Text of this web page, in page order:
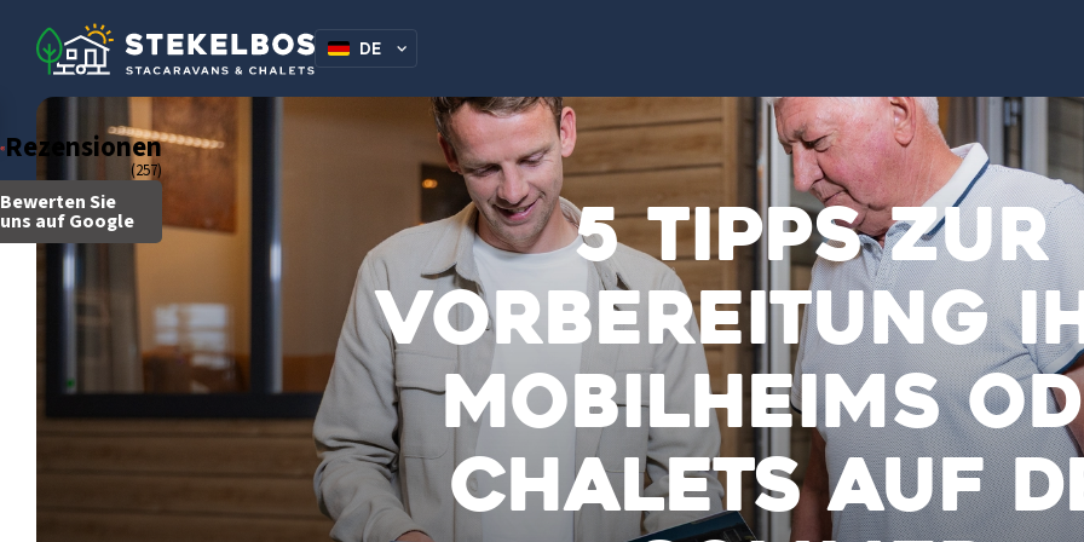
Rezensionen
(257)
Bewerten Sie
uns auf Google
DE
5 Tipps zur
Vorbereitung
Mobilheims
Chalets auf